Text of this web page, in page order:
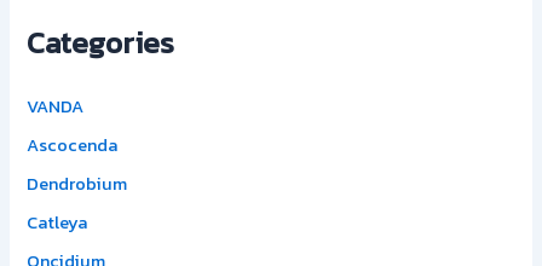
Categories
VANDA
Ascocenda
Dendrobium
Catleya